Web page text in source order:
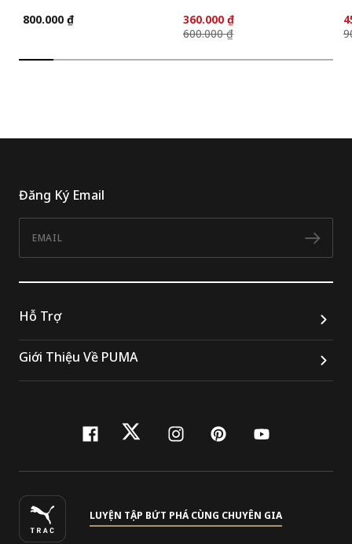
800.000 ₫
360.000 ₫
600.000 ₫
Đăng Ký Email
Hỗ Trợ
Giới Thiệu Về PUMA
facebook
twitterinstagram
pinterest
youtube
LUYỆN TẬP BỨT PHÁ CÙNG CHUYÊN GIA